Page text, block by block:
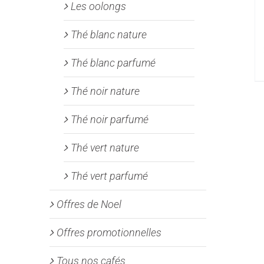
Les oolongs
Thé blanc nature
Thé blanc parfumé
Thé noir nature
Thé noir parfumé
Thé vert nature
Thé vert parfumé
Offres de Noel
Offres promotionnelles
Tous nos cafés